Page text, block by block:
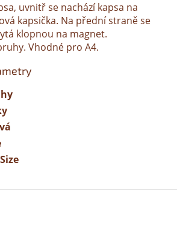
uvnitř se nachází kapsa na
kapsička. Na přední straně se
klopnou na magnet.
Vhodné pro A4.